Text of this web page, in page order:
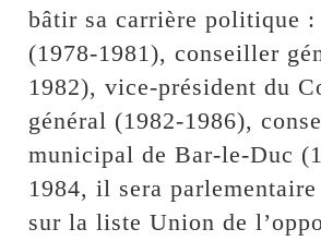
bâtir sa carrière politique :
(1978-1981), conseiller
1982), vice-président du
général (1982-1986),
municipal de Bar-le-Duc
1984, il sera parlementaire
sur la liste Union de